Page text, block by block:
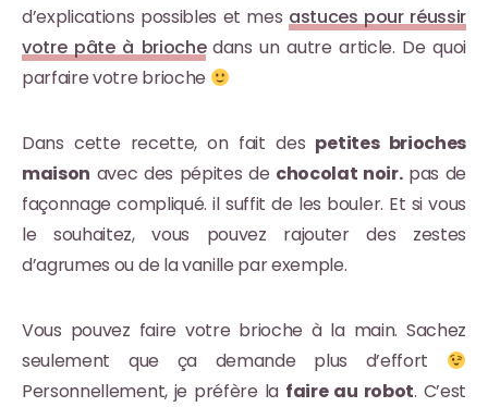
d’explications possibles et mes astuces pour réussir
votre pâte à brioche dans un autre article. De quoi
parfaire votre brioche
Dans cette recette, on fait des petites brioches
maison avec des pépites de chocolat noir.pas de
façonnage compliqué. il suffit de les bouler. Et si vous
le souhaitez, vous pouvez rajouter des zestes
d’agrumes ou de la vanille par exemple.
Vous pouvez faire votre brioche à la main. Sachez
seulement que ça demande plus d’effort
Personnellement, je préfère la faire au robot. C’est